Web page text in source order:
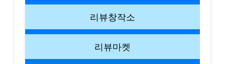
리뷰창작소
리뷰마켓